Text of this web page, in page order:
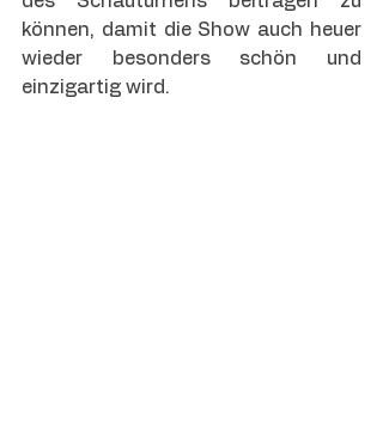
können, damit die Show auch heuer
wieder besonders schön und
einzigartig wird.